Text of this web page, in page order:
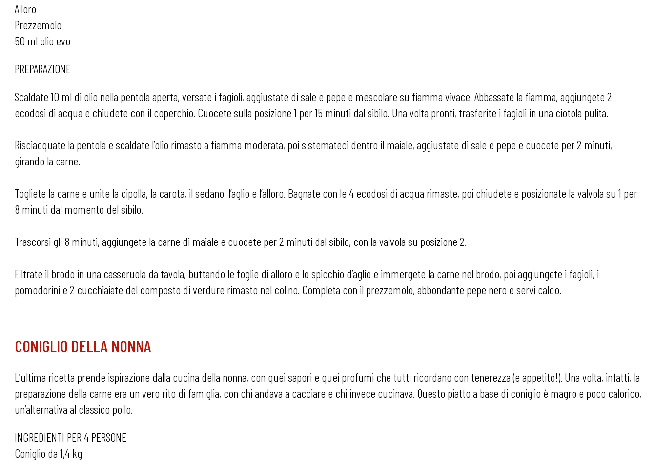
Alloro
Prezzemolo
50 ml olio evo
PREPARAZIONE
Scaldate 10 ml di olio nella pentola aperta, versate i fagioli, aggiustate di sale e pepe e mescolare su fiamma vivace. Abbassate la fiamma, aggiungete 2
ecodosi di acqua e chiudete con il coperchio. Cuocete sulla posizione 1 per 15 minuti dal sibilo. Una volta pronti, trasferite i fagioli in una ciotola pulita.
Risciacquate la pentola e scaldate l’olio rimasto a fiamma moderata, poi sistemateci dentro il maiale, aggiustate di sale e pepe e cuocete per 2 minuti,
girando la carne.
Togliete la carne e unite la cipolla, la carota, il sedano, l’aglio e l’alloro. Bagnate con le 4 ecodosi di acqua rimaste, poi chiudete e posizionate la valvola su 1 per
8 minuti dal momento del sibilo.
Trascorsi gli 8 minuti, aggiungete la carne di maiale e cuocete per 2 minuti dal sibilo, con la valvola su posizione 2.
Filtrate il brodo in una casseruola da tavola, buttando le foglie di alloro e lo spicchio d’aglio e immergete la carne nel brodo, poi aggiungete i fagioli, i
pomodorini e 2 cucchiaiate del composto di verdure rimasto nel colino. Completa con il prezzemolo, abbondante pepe nero e servi caldo.
CONIGLIO DELLA NONNA
L’ultima ricetta prende ispirazione dalla cucina della nonna, con quei sapori e quei profumi che tutti ricordano con tenerezza (e appetito!). Una volta, infatti, la
preparazione della carne era un vero rito di famiglia, con chi andava a cacciare e chi invece cucinava. Questo piatto a base di coniglio è magro e poco calorico,
un’alternativa al classico pollo.
INGREDIENTI PER 4 PERSONE
Coniglio da 1,4 kg